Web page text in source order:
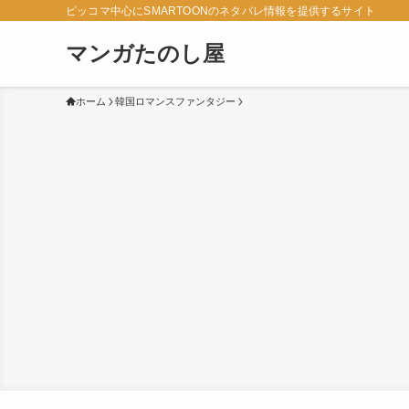
ピッコマ中心にSMARTOONのネタバレ情報を提供するサイト
マンガたのし屋
ホーム 韓国ロマンスファンタジー